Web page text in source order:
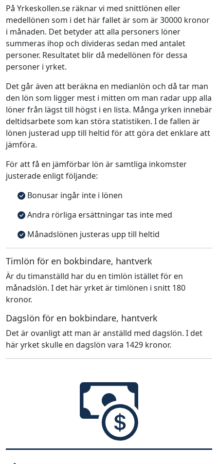
På Yrkeskollen.se räknar vi med snittlönen eller
medellönen som i det här fallet är som är 30000 kronor
i månaden. Det betyder att alla personers löner
summeras ihop och divideras sedan med antalet
personer. Resultatet blir då medellönen för dessa
personer i yrket.
Det går även att beräkna en medianlön och då tar man
den lön som ligger mest i mitten om man radar upp alla
löner från lägst till högst i en lista. Många yrken innebär
deltidsarbete som kan störa statistiken. I de fallen är
lönen justerad upp till heltid för att göra det enklare att
jämföra.
För att få en jämförbar lön är samtliga inkomster
justerade enligt följande:
Bonusar ingår inte i lönen
Andra rörliga ersättningar tas inte med
Månadslönen justeras upp till heltid
Timlön för en bokbindare, hantverk
Är du timanställd har du en timlön istället för en
månadslön. I det här yrket är timlönen i snitt 180
kronor.
Dagslön för en bokbindare, hantverk
Det är ovanligt att man är anställd med dagslön. I det
här yrket skulle en dagslön vara 1429 kronor.